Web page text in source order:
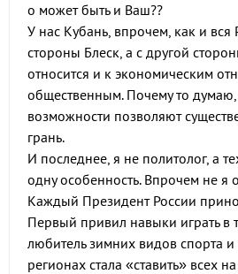
о может быть и Ваш??
У нас Кубань, впрочем, как и вся
стороны Блеск, а с другой
относится и к экономическим
общественным. Почему то
возможности позволяют
грань.
И последнее, я не политолог, а
одну особенность. Впрочем не я
Каждый Президент России
Первый привил навыки играть в
любитель зимних видов спорта и
регионах стала «ставить» всех